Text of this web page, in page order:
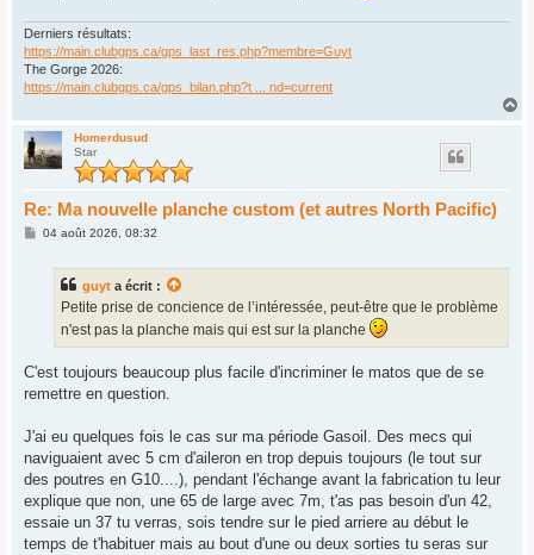
Derniers résultats:
https://main.clubgps.ca/gps_last_res.php?membre=Guyt
The Gorge 2026:
https://main.clubgps.ca/gps_bilan.php?t ... nd=current
a
Homerdusud
Star
Re: Ma nouvelle planche custom (et autres North Pacific)
M04 août 2026, 08:32
guyt a écrit :
Petite prise de concience de l’intéressée, peut-être que le problème
n'est pas la planche mais qui est sur la planche
C'est toujours beaucoup plus facile d'incriminer le matos que de se
remettre en question.
J'ai eu quelques fois le cas sur ma période Gasoil. Des mecs qui
naviguaient avec 5 cm d'aileron en trop depuis toujours (le tout sur
des poutres en G10....), pendant l'échange avant la fabrication tu leur
explique que non, une 65 de large avec 7m, t'as pas besoin d'un 42,
essaie un 37 tu verras, sois tendre sur le pied arriere au début le
temps de t'habituer mais au bout d'une ou deux sorties tu seras sur